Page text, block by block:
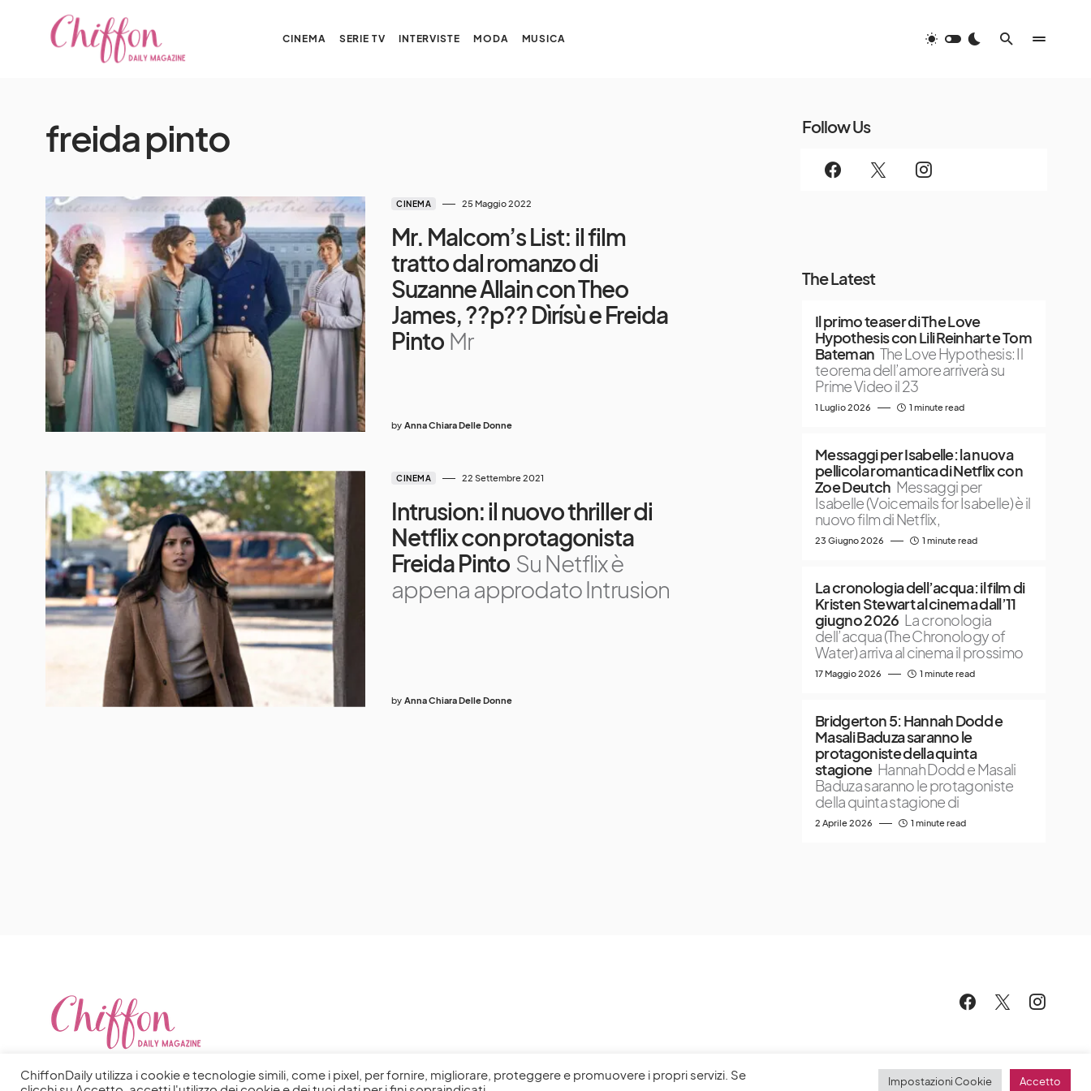
CINEMA SERIE TV INTERVISTE MODA MUSICA
freida pinto
CINEMA 25 Maggio 2022
Mr. Malcom’s List: il film
tratto dal romanzo di
Suzanne Allain con Theo
James, ??p?? Dìrísù e Freida
Pinto Mr
by Anna Chiara Delle Donne
CINEMA 22 Settembre 2021
Intrusion: il nuovo thriller di
Netflix con protagonista
Freida Pinto Su Netflix è
appena approdato Intrusion
by Anna Chiara Delle Donne
Follow Us
The Latest
Il primo teaser di The Love
Hypothesis con Lili Reinhart e Tom
Bateman The Love Hypothesis: Il
teorema dell’amore arriverà su
Prime Video il 23
1 Luglio 2026 1 minute read
Messaggi per Isabelle: la nuova
pellicola romantica di Netflix con
Zoe Deutch Messaggi per
Isabelle (Voicemails for Isabelle) è il
nuovo film di Netflix,
23 Giugno 2026 1 minute read
La cronologia dell’acqua: il film di
Kristen Stewart al cinema dall’11
giugno 2026 La cronologia
dell’acqua (The Chronology of
Water) arriva al cinema il prossimo
17 Maggio 2026 1 minute read
Bridgerton 5: Hannah Dodd e
Masali Baduza saranno le
protagoniste della quinta
stagione Hannah Dodd e Masali
Baduza saranno le protagoniste
della quinta stagione di
2 Aprile 2026 1 minute read
ChiffonDaily utilizza i cookie e tecnologie simili, come i pixel, per fornire, migliorare, proteggere e promuovere i propri servizi. Se
Impostazioni Cookie Accetto